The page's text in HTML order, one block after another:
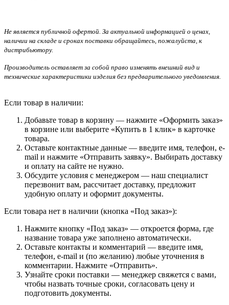
Не является публичной офертой. За актуальной информацией о ценах,
наличии на складе и сроках поставки обращайтесь, пожалуйста, к
дистрибьютору.
Производитель оставляет за собой право изменять внешний вид и
технические характеристики изделия без предварительного уведомления.
Если товар в наличии:
Добавьте товар в корзину — нажмите «Оформить заказ»
в корзине или выберите «Купить в 1 клик» в карточке
товара.
Оставьте контактные данные — введите имя, телефон, e-
mail и нажмите «Отправить заявку». Выбирать доставку
и оплату на сайте не нужно.
Обсудите условия с менеджером — наш специалист
перезвонит вам, рассчитает доставку, предложит
удобную оплату и оформит документы.
Если товара нет в наличии (кнопка «Под заказ»):
Нажмите кнопку «Под заказ» — откроется форма, где
название товара уже заполнено автоматически.
Оставьте контакты и комментарий — введите имя,
телефон, e-mail и (по желанию) любые уточнения в
комментарии. Нажмите «Отправить».
Узнайте сроки поставки — менеджер свяжется с вами,
чтобы назвать точные сроки, согласовать цену и
подготовить документы.